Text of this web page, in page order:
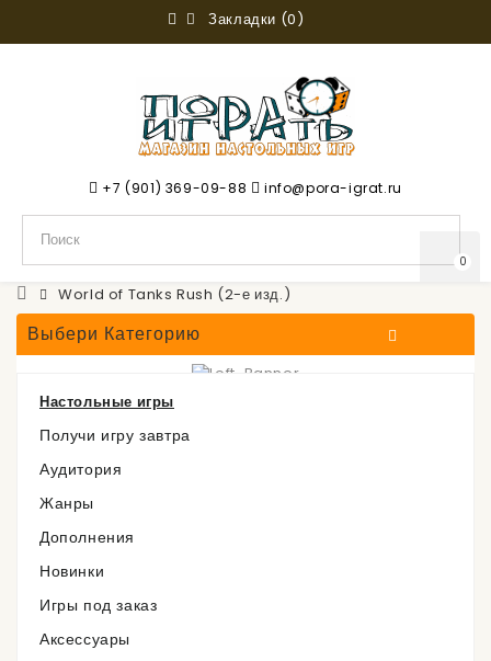
Закладки (0)
0
+7 (901) 369-09-88 info@pora-igrat.ru
World of Tanks Rush (2-е изд.)
Выбери Категорию
Настольные игры
Получи игру завтра
Аудитория
Жанры
Дополнения
Новинки
Игры под заказ
Аксессуары
World of Tanks Rush (2-е
изд.)